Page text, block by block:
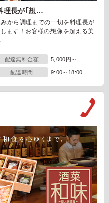
理長が｢想…
から調理までの一切を料理長が
ます！お客様の想像を超える美
配達無料金額 5,000円～
配達時間 9:00～18:00